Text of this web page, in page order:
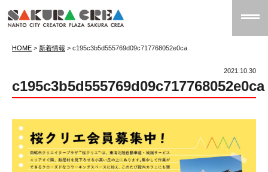
HOME > 新着情報 > c195c3b5d555769d09c717768052e0ca
2021.10.30
c195c3b5d555769d09c717768052e0ca